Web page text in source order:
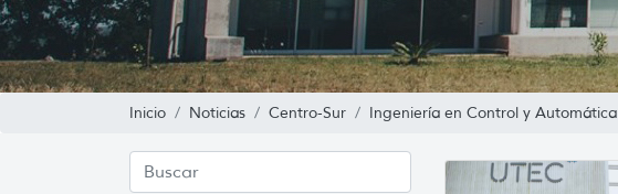
Inicio Noticias Centro-Sur Ingeniería en Control y Automática